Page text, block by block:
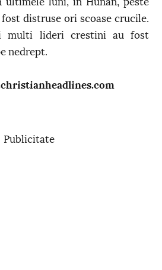
ultimele luni, in Hunan, peste
fost distruse ori scoase crucile.
multi lideri crestini au fost
nedrept.
Publicitate